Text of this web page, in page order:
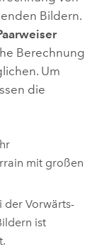
Bildern.
Berechnung
Um
die
mit großen
der Vorwärts-
ist